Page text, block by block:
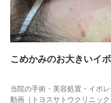
こめかみのお大きいイ
当院の手術・美容処置・イボ
動画（トヨスサトウクリニッ